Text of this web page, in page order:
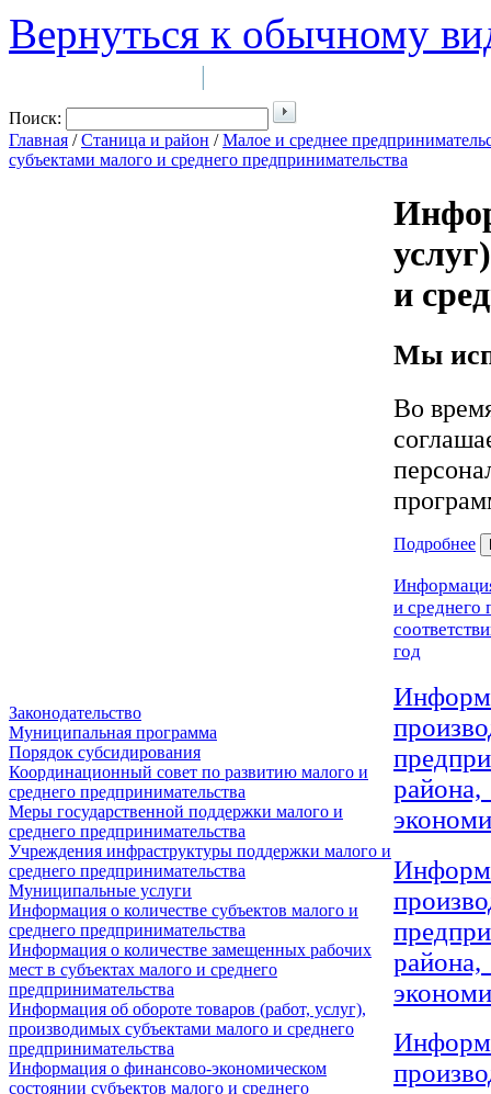
Вернуться к обычному
|
Поиск:
Главная /Станица и район /Малое и среднее
субъектами малого и среднего предпринимательства
Законодательство
Муниципальная программа
Порядок субсидирования
Координационный совет по развитию малого и
среднего предпринимательства
Меры государственной поддержки малого и
среднего предпринимательства
Учреждения инфраструктуры поддержки малого и
среднего предпринимательства
Муниципальные услуги
Информация о количестве субъектов малого и
среднего предпринимательства
Информация о количестве замещенных рабочих
мест в субъектах малого и среднего
предпринимательства
Информация об обороте товаров (работ, услуг),
производимых субъектами малого и среднего
предпринимательства
Информация о финансово-экономическом
состоянии субъектов малого и среднего
и
Мы
Во
Подробнее
и среднего
год